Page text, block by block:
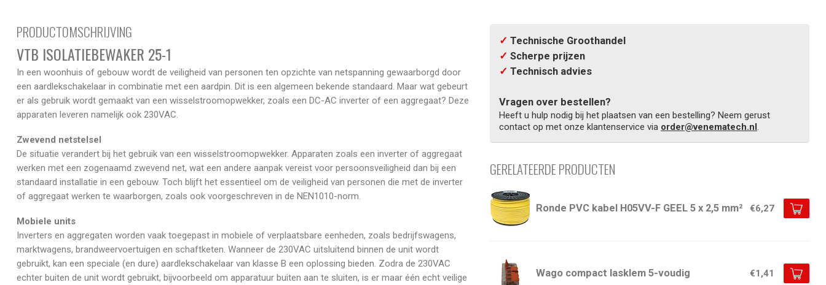
PRODUCTOMSCHRIJVING
VTB ISOLATIEBEWAKER 25-1
In een woonhuis of gebouw wordt de veiligheid van personen ten opzichte van netspanning gewaarborgd door
een aardlekschakelaar in combinatie met een aardpin. Dit is een algemeen bekende standaard. Maar wat gebeurt
er als gebruik wordt gemaakt van een wisselstroomopwekker, zoals een DC-AC inverter of een aggregaat? Deze
apparaten leveren namelijk ook 230VAC.
Zwevend netstelsel
De situatie verandert bij het gebruik van een wisselstroomopwekker. Apparaten zoals een inverter of aggregaat
werken met een zogenaamd zwevend net, wat een andere aanpak vereist voor persoonsveiligheid dan bij een
standaard installatie in een gebouw. Toch blijft het essentieel om de veiligheid van personen die met de inverter
of aggregaat werken te waarborgen, zoals ook voorgeschreven in de NEN1010-norm.
Mobiele units
Inverters en aggregaten worden vaak toegepast in mobiele of verplaatsbare eenheden, zoals bedrijfswagens,
marktwagens, brandweervoertuigen en schaftketen. Wanneer de 230VAC uitsluitend binnen de unit wordt
gebruikt, kan een speciale (en dure) aardlekschakelaar van klasse B een oplossing bieden. Zodra de 230VAC
echter buiten de unit wordt gebruikt, bijvoorbeeld om apparatuur buiten aan te sluiten, is er maar één echt veilige
✓ Technische Groothandel
✓ Scherpe prijzen
✓ Technisch advies
Vragen over bestellen?
Heeft u hulp nodig bij het plaatsen van een bestelling? Neem gerust
contact op met onze klantenservice via order@venematech.nl.
GERELATEERDE PRODUCTEN
Ronde PVC kabel H05VV-F GEEL 5 x 2,5 mm² €6,27
Wago compact lasklem 5-voudig €1,41